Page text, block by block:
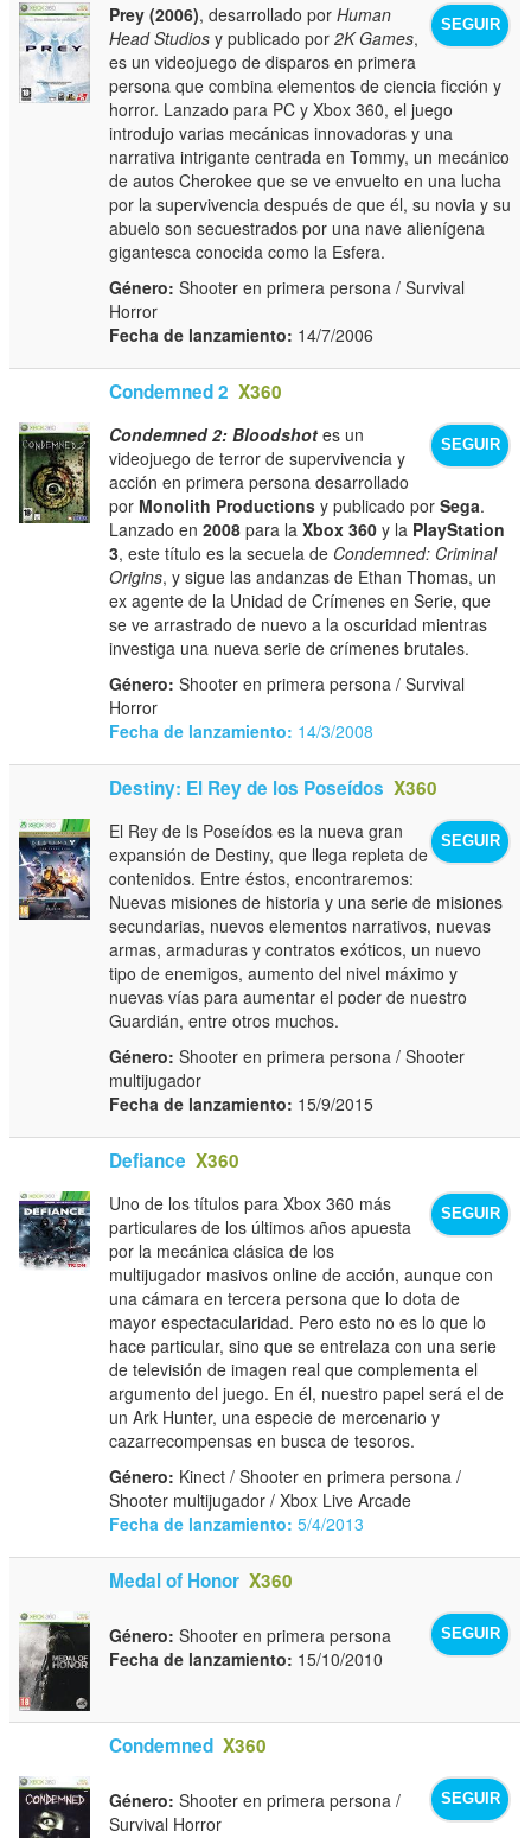
SEGUIR
Prey (2006), desarrollado porHuman
Head Studios y publicado por2K Games,
es un videojuego de disparos en primera
persona que combina elementos de ciencia ficción y
horror. Lanzado para PC y Xbox 360, el juego
introdujo varias mecánicas innovadoras y una
narrativa intrigante centrada en Tommy, un mecánico
de autos Cherokee que se ve envuelto en una lucha
por la supervivencia después de que él, su novia y su
abuelo son secuestrados por una nave alienígena
gigantesca conocida como la Esfera.
Género: Shooter en primera persona / Survival
Horror
Fecha de lanzamiento: 14/7/2006
Condemned 2 X360
SEGUIR
Condemned 2: Bloodshot es un
videojuego de terror de supervivencia y
acción en primera persona desarrollado
por Monolith Productions y publicado porSega.
Lanzado en2008 para laXbox 360 y la PlayStation
3, este título es la secuela de Condemned: Criminal
Origins, y sigue las andanzas de Ethan Thomas, un
ex agente de la Unidad de Crímenes en Serie, que
se ve arrastrado de nuevo a la oscuridad mientras
investiga una nueva serie de crímenes brutales.
Género: Shooter en primera persona / Survival
Horror
Fecha de lanzamiento: 14/3/2008
Destiny: El Rey de los Poseídos X360
SEGUIR
El Rey de ls Poseídos es la nueva gran
expansión de Destiny, que llega repleta de
contenidos. Entre éstos, encontraremos:
Nuevas misiones de historia y una serie de misiones
secundarias, nuevos elementos narrativos, nuevas
armas, armaduras y contratos exóticos, un nuevo
tipo de enemigos, aumento del nivel máximo y
nuevas vías para aumentar el poder de nuestro
Guardián, entre otros muchos.
Género: Shooter en primera persona / Shooter
multijugador
Fecha de lanzamiento: 15/9/2015
Defiance X360
SEGUIR
Uno de los títulos para Xbox 360 más
particulares de los últimos años apuesta
por la mecánica clásica de los
multijugador masivos online de acción, aunque con
una cámara en tercera persona que lo dota de
mayor espectacularidad. Pero esto no es lo que lo
hace particular, sino que se entrelaza con una serie
de televisión de imagen real que complementa el
argumento del juego. En él, nuestro papel será el de
un Ark Hunter, una especie de mercenario y
cazarrecompensas en busca de tesoros.
Género: Kinect / Shooter en primera persona /
Shooter multijugador / Xbox Live Arcade
Fecha de lanzamiento: 5/4/2013
Medal of Honor X360
SEGUIR
Género: Shooter en primera persona
Fecha de lanzamiento: 15/10/2010
Condemned X360
SEGUIR
Género: Shooter en primera persona /
Survival Horror